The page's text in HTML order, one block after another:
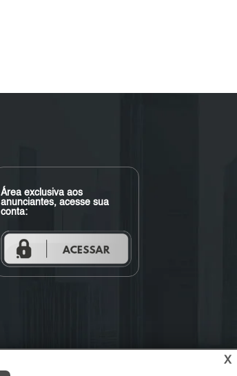
Área exclusiva aos
anunciantes, acesse sua
conta:
X